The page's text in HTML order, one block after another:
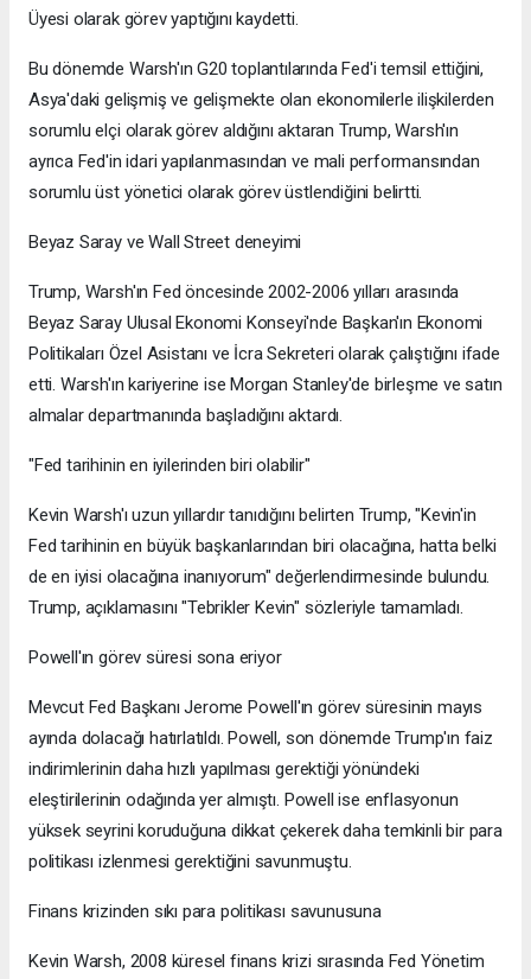
Üyesi olarak görev yaptığını kaydetti.
Bu dönemde Warsh'ın G20 toplantılarında Fed'i temsil ettiğini,
Asya'daki gelişmiş ve gelişmekte olan ekonomilerle ilişkilerden
sorumlu elçi olarak görev aldığını aktaran Trump, Warsh'ın
ayrıca Fed'in idari yapılanmasından ve mali performansından
sorumlu üst yönetici olarak görev üstlendiğini belirtti.
Beyaz Saray ve Wall Street deneyimi
Trump, Warsh'ın Fed öncesinde 2002-2006 yılları arasında
Beyaz Saray Ulusal Ekonomi Konseyi'nde Başkan'ın Ekonomi
Politikaları Özel Asistanı ve İcra Sekreteri olarak çalıştığını ifade
etti. Warsh'ın kariyerine ise Morgan Stanley'de birleşme ve satın
almalar departmanında başladığını aktardı.
"Fed tarihinin en iyilerinden biri olabilir"
Kevin Warsh'ı uzun yıllardır tanıdığını belirten Trump, "Kevin'in
Fed tarihinin en büyük başkanlarından biri olacağına, hatta belki
de en iyisi olacağına inanıyorum" değerlendirmesinde bulundu.
Trump, açıklamasını "Tebrikler Kevin" sözleriyle tamamladı.
Powell'ın görev süresi sona eriyor
Mevcut Fed Başkanı Jerome Powell'ın görev süresinin mayıs
ayında dolacağı hatırlatıldı. Powell, son dönemde Trump'ın faiz
indirimlerinin daha hızlı yapılması gerektiği yönündeki
eleştirilerinin odağında yer almıştı. Powell ise enflasyonun
yüksek seyrini koruduğuna dikkat çekerek daha temkinli bir para
politikası izlenmesi gerektiğini savunmuştu.
Finans krizinden sıkı para politikası savunusuna
Kevin Warsh, 2008 küresel finans krizi sırasında Fed Yönetim